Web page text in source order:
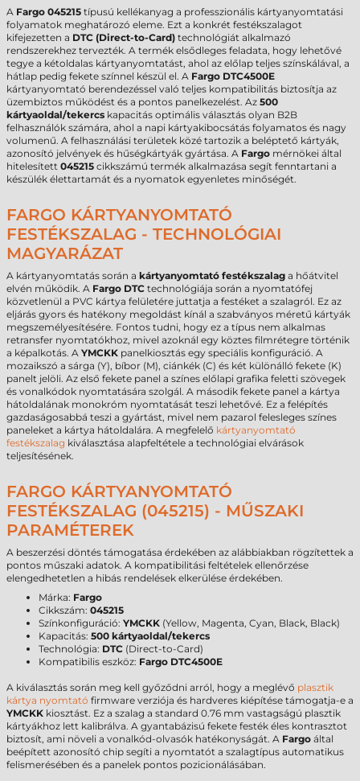
A Fargo 045215 típusú kellékanyag a professzionális kártyanyomtatási
folyamatok meghatározó eleme. Ezt a konkrét festékszalagot
kifejezetten a DTC (Direct-to-Card) technológiát alkalmazó
rendszerekhez tervezték. A termék elsődleges feladata, hogy lehetővé
tegye a kétoldalas kártyanyomtatást, ahol az előlap teljes színskálával, a
hátlap pedig fekete színnel készül el. A Fargo DTC4500E
kártyanyomtató berendezéssel való teljes kompatibilitás biztosítja az
üzembiztos működést és a pontos panelkezelést. Az 500
kártyaoldal/tekercs kapacitás optimális választás olyan B2B
felhasználók számára, ahol a napi kártyakibocsátás folyamatos és nagy
volumenű. A felhasználási területek közé tartozik a beléptető kártyák,
azonosító jelvények és hűségkártyák gyártása. A Fargo mérnökei által
hitelesített 045215 cikkszámú termék alkalmazása segít fenntartani a
készülék élettartamát és a nyomatok egyenletes minőségét.
FARGO KÁRTYANYOMTATÓ
FESTÉKSZALAG - TECHNOLÓGIAI
MAGYARÁZAT
A kártyanyomtatás során a kártyanyomtató festékszalag a hőátvitel
elvén működik. A Fargo DTC technológiája során a nyomtatófej
közvetlenül a PVC kártya felületére juttatja a festéket a szalagról. Ez az
eljárás gyors és hatékony megoldást kínál a szabványos méretű kártyák
megszemélyesítésére. Fontos tudni, hogy ez a típus nem alkalmas
retransfer nyomtatókhoz, mivel azoknál egy köztes filmrétegre történik
a képalkotás. A YMCKK panelkiosztás egy speciális konfiguráció. A
mozaikszó a sárga (Y), bíbor (M), ciánkék (C) és két különálló fekete (K)
panelt jelöli. Az első fekete panel a színes előlapi grafika feletti szövegek
és vonalkódok nyomtatására szolgál. A második fekete panel a kártya
hátoldalának monokróm nyomtatását teszi lehetővé. Ez a felépítés
gazdaságosabbá teszi a gyártást, mivel nem pazarol felesleges színes
paneleket a kártya hátoldalára. A megfelelő kártyanyomtató
festékszalag kiválasztása alapfeltétele a technológiai elvárások
teljesítésének.
FARGO KÁRTYANYOMTATÓ
FESTÉKSZALAG (045215) - MŰSZAKI
PARAMÉTEREK
A beszerzési döntés támogatása érdekében az alábbiakban rögzítettek a
pontos műszaki adatok. A kompatibilitási feltételek ellenőrzése
elengedhetetlen a hibás rendelések elkerülése érdekében.
Márka: Fargo
Cikkszám: 045215
Színkonfiguráció: YMCKK (Yellow, Magenta, Cyan, Black, Black)
Kapacitás: 500 kártyaoldal/tekercs
Technológia: DTC (Direct-to-Card)
Kompatibilis eszköz: Fargo DTC4500E
A kiválasztás során meg kell győződni arról, hogy a meglévő plasztik
kártya nyomtató firmware verziója és hardveres kiépítése támogatja-e a
YMCKK kiosztást. Ez a szalag a standard 0.76 mm vastagságú plasztik
kártyákhoz lett kalibrálva. A gyantabázisú fekete festék éles kontrasztot
biztosít, ami növeli a vonalkód-olvasók hatékonyságát. A Fargo által
beépített azonosító chip segíti a nyomtatót a szalagtípus automatikus
felismerésében és a panelek pontos pozicionálásában.